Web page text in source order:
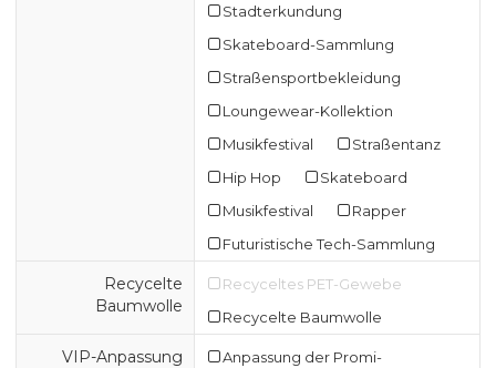
Stadterkundung
Skateboard-Sammlung
Straßensportbekleidung
Loungewear-Kollektion
Musikfestival
Straßentanz
Hip Hop
Skateboard
Musikfestival
Rapper
Futuristische Tech-Sammlung
Recycelte
Baumwolle
Recyceltes PET-Gewebe
Recycelte Baumwolle
VIP-Anpassung
Anpassung der Promi-